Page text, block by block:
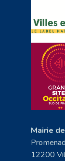
Mairie
12200